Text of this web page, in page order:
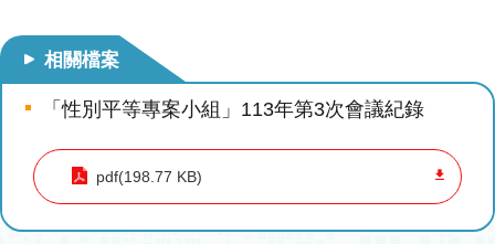
介
宣
教
育
相關檔案
「性別平等專案小組」113年第3次會議紀錄
pdf(198.77 KB)